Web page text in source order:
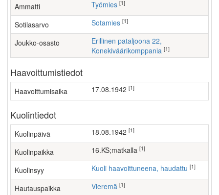
Ammatti työmies [1]
Sotilasarvo Sotamies [1]
Joukko-osasto
Erillinen pataljoona 22,
Konekiväärikomppania [1]
Haavoittumistiedot
Haavoittumisaika 17.08.1942 [1]
Kuolintiedot
Kuolinpäivä 18.08.1942 [1]
Kuolinpaikka 16.KS;matkalla [1]
Kuolinsyy Kuoli haavoittuneena, haudattu [1]
Hautauspaikka Vieremä [1]